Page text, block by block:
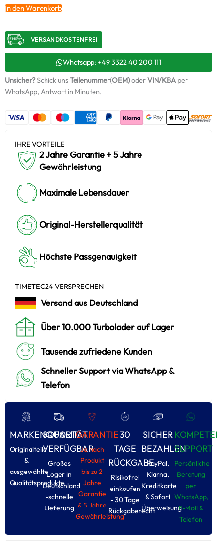
ME190511
/
+
Montagesatz
Menge
In den Warenkorb
VERSANDKOSTENFREI​
Whatsapp: +49 3322 40 200 111
Unsicher?Schick unsTeilenummer(OEM)oderVIN/KBAper
WhatsApp, Antwort in Minuten.
IHRE VORTEILE
2 Jahre Garantie + 5 Jahre
Gewährleistung
Maximale Lebensdauer
Original-Herstellerqualität
Höchste Passgenauigkeit
TIMETEC24 VERSPRECHEN
Versand aus Deutschland
Über 10.000 Turbolader auf Lager
Tausende zufriedene Kunden
Schneller Support via WhatsApp &
Telefon
MARKENQUALITÄT
Originalteile
&
ausgewählte
Qualitätsprodukte
SOFORT
VERFÜGBAR
Großes
Loger in
Deutschland
-schnelle
Lieferung
GARANTIE
Je nach
Produkt
bis zu 2
Jahre
Garantie
& 5 Jahre
Gewährleistung
30
TAGE
RÜCKGABE
Risikofrel
einkoufen
- 30 Tage
Rückgaberecht
SICHER
BEZAHLEN
PayPal,
Klarna,
Kreditkarte
& Sofort
Überweisung
SUPPORT
Persönliche
Beratung
per
WhatsApp,
E-Moil &
Tolefon